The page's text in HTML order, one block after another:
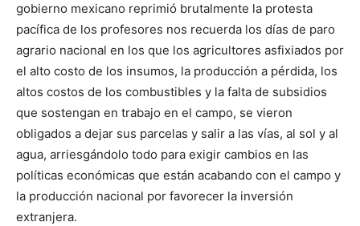
gobierno mexicano reprimió brutalmente la protesta
pacífica de los profesores nos recuerda los días de paro
agrario nacional en los que los agricultores asfixiados por
el alto costo de los insumos, la producción a pérdida, los
altos costos de los combustibles y la falta de subsidios
que sostengan en trabajo en el campo, se vieron
obligados a dejar sus parcelas y salir a las vías, al sol y al
agua, arriesgándolo todo para exigir cambios en las
políticas económicas que están acabando con el campo y
la producción nacional por favorecer la inversión
extranjera.